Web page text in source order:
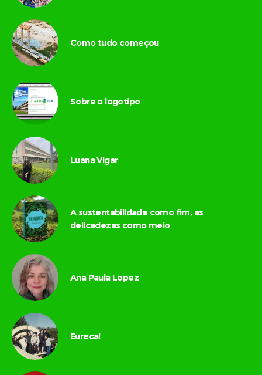
Como tudo começou
Sobre o logotipo
Luana Vigar
A sustentabilidade como fim, as
delicadezas como meio
Ana Paula Lopez
Eureca!